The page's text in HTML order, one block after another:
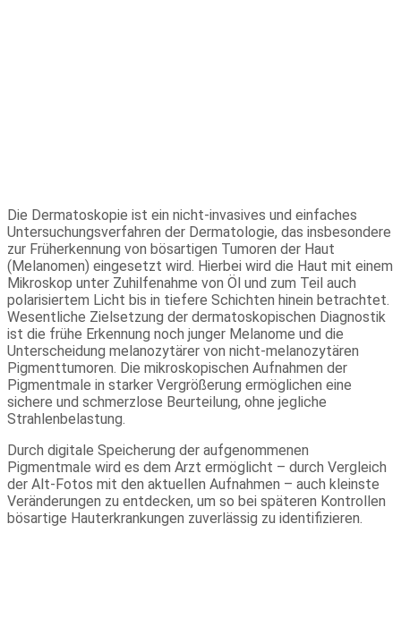
Die Dermatoskopie ist ein nicht-invasives und einfaches
Untersuchungsverfahren der Dermatologie, das insbesondere
zur Früherkennung von bösartigen Tumoren der Haut
(Melanomen) eingesetzt wird. Hierbei wird die Haut mit einem
Mikroskop unter Zuhilfenahme von Öl und zum Teil auch
polarisiertem Licht bis in tiefere Schichten hinein betrachtet.
Wesentliche Zielsetzung der dermatoskopischen Diagnostik
ist die frühe Erkennung noch junger Melanome und die
Unterscheidung melanozytärer von nicht-melanozytären
Pigmenttumoren. Die mikroskopischen Aufnahmen der
Pigmentmale in starker Vergrößerung ermöglichen eine
sichere und schmerzlose Beurteilung, ohne jegliche
Strahlenbelastung.
Durch digitale Speicherung der aufgenommenen
Pigmentmale wird es dem Arzt ermöglicht – durch Vergleich
der Alt-Fotos mit den aktuellen Aufnahmen – auch kleinste
Veränderungen zu entdecken, um so bei späteren Kontrollen
bösartige Hauterkrankungen zuverlässig zu identifizieren.